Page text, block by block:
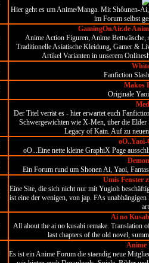
Hier geht es um Anime/Manga. Mit Shôunen-
im Forum selbst
GamingOnAir.de
Anime Action Figuren, Anime
Traditionelle Asiatische Kleidung, Gamer &
Artikel Varianten in unserem
Fanfiction
Makos
Originale
Der Titel verrät es - hier erwartet euch
Schwergewichten wie X-Men, über die
Legacy of Kain. Auf zu
oO...Eine nette kleine GraphiX Page
Ein Forum rund um Shonen Ai, Yaoi,
Umis Fenster
Eine Site, die sich nicht nur mit Yugioh
ist eine der wenigen, von jap. FAs
Ai no
All about the ai no kusabi remake. Translation
last chapters of the old novel,
Anime
Es ist ein Anime Forum die staendig neue